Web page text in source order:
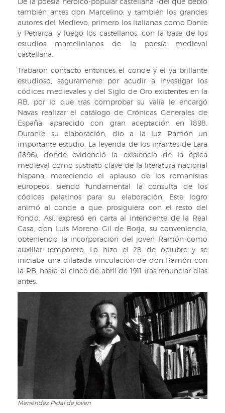
también antes don Marcelino; y también los grandes
autores del Medievo, primero los italianos como Dante
y Petrarca, y luego los castellanos, con la base de los
estudios marcelinianos de la poesía medieval
castellana.
Trabaron contacto entonces el conde y el ya brillante
estudioso, seguramente por acudir a investigar los
códices medievales y del Siglo de Oro existentes en la
RB, por lo que tras comprobar su valía le encargó
Navas realizar el catálogo de Crónicas Generales de
España, aparecido con gran aceptación en 1898.
Durante su elaboración, dio a la luz Ramón un
importante estudio, La leyenda de los infantes de Lara
(1896), donde evidenció la existencia de la épica
medieval como sustrato clave de la literatura nacional
hispana, mereciendo el aplauso de los romanistas
europeos, siendo fundamental la consulta de los
códices palatinos para su elaboración. Este logro
animó al conde a que prosiguiera con el resto del
fondo. Así, expresó en carta al intendente de la Real
Casa, don Luis Moreno Gil de Borja, su conveniencia,
obteniendo la incorporación del joven Ramón como
auxiliar temporero. Lo hizo el 28 de octubre y se
iniciaba una dilatada vinculación de don Ramón con
la RB, hasta el cinco de abril de 1911 tras renunciar días
antes.
Menéndez
Menéndez Pidal de joven